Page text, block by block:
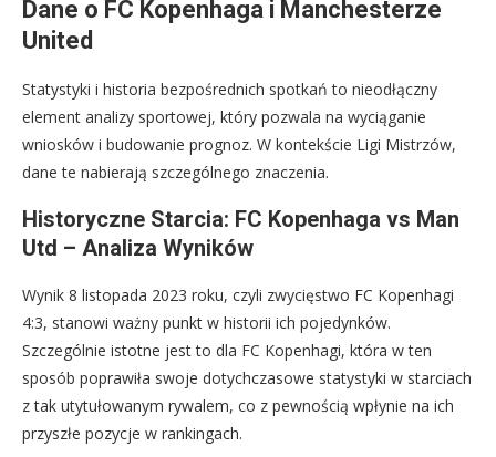
Dane o FC Kopenhaga i Manchesterze
United
Statystyki i historia bezpośrednich spotkań to nieodłączny
element analizy sportowej, który pozwala na wyciąganie
wniosków i budowanie prognoz. W kontekście Ligi Mistrzów,
dane te nabierają szczególnego znaczenia.
Historyczne Starcia: FC Kopenhaga vs Man
Utd – Analiza Wyników
Wynik 8 listopada 2023 roku, czyli zwycięstwo FC Kopenhagi
4:3, stanowi ważny punkt w historii ich pojedynków.
Szczególnie istotne jest to dla FC Kopenhagi, która w ten
sposób poprawiła swoje dotychczasowe statystyki w starciach
z tak utytułowanym rywalem, co z pewnością wpłynie na ich
przyszłe pozycje w rankingach.